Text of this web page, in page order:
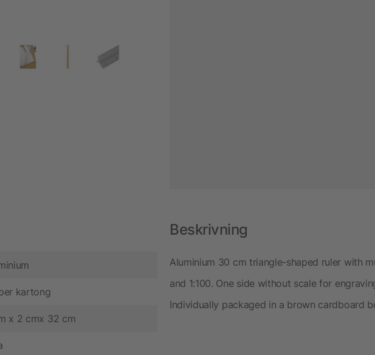
kartong
x 2 cmx 32 cm
Beskrivning
Aluminium 30 cm triangle-shaped ruler with
and 1:100. One side without scale for
Individually packaged in a brown cardboard